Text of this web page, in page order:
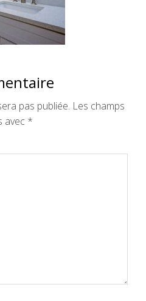
pas publiée. Les champs
avec *